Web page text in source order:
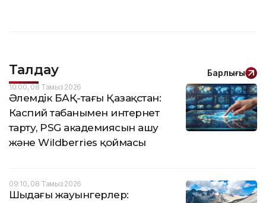
Талдау Барлығы
10:00, 08 Тамыз 2026
Әлемдік БАҚ-тағы Қазақстан:
Каспий табанымен интернет
тарту, PSG академиясын ашу
және Wildberries қоймасы
09:10, 08 Тамыз 2026
Шыңдағы жауынгерлер: